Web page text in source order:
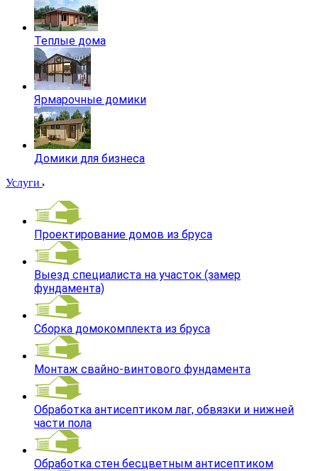
Теплые дома
Ярмарочные домики
Домики для бизнеса
Услуги
Проектирование домов из бруса
Выезд специалиста на участок (замер
фундамента)
Сборка домокомплекта из бруса
Монтаж свайно-винтового фундамента
Обработка антисептиком лаг, обвязки и нижней
части пола
Обработка стен бесцветным антисептиком